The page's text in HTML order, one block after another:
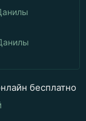
бесплатно